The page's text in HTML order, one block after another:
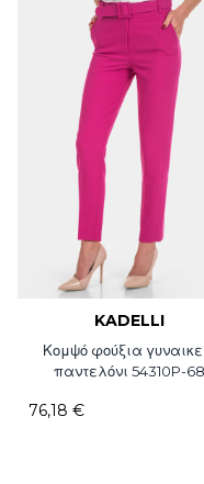
KADELLI
Κομψό φούξια
παντελόνι 54310P-68
76,18 €